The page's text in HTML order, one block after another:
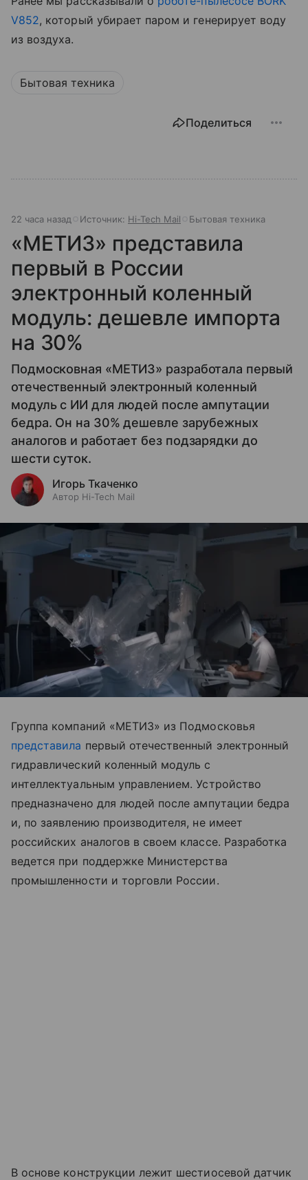
V852, который убирает паром и генерирует воду
из воздуха.
Бытовая техника
Поделиться
22 часа назад Источник: Hi-Tech Mail Бытовая техника
«МЕТИЗ» представила
первый в России
электронный коленный
модуль: дешевле импорта
на 30%
Подмосковная «МЕТИЗ» разработала первый
отечественный электронный коленный
модуль с ИИ для людей после ампутации
бедра. Он на 30% дешевле зарубежных
аналогов и работает без подзарядки до
шести суток.
Игорь Ткаченко
Автор Hi-Tech Mail
Группа компаний «МЕТИЗ» из Подмосковья
представила первый отечественный электронный
гидравлический коленный модуль с
интеллектуальным управлением. Устройство
предназначено для людей после ампутации бедра
и, по заявлению производителя, не имеет
российских аналогов в своем классе. Разработка
ведется при поддержке Министерства
промышленности и торговли России.
В основе конструкции лежит шестиосевой датчик